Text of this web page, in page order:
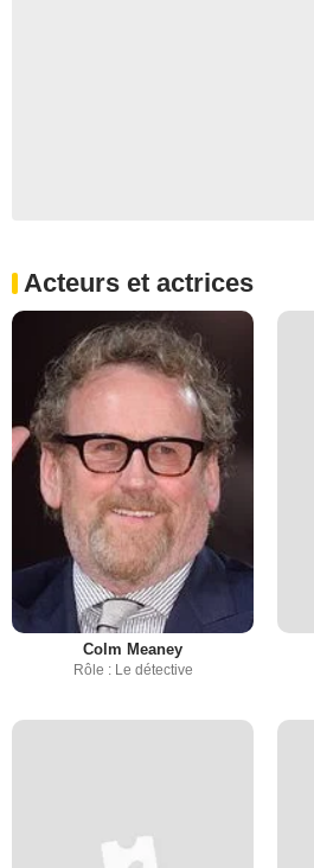
Acteurs et actrices
Colm Meaney
Rôle : Le détective